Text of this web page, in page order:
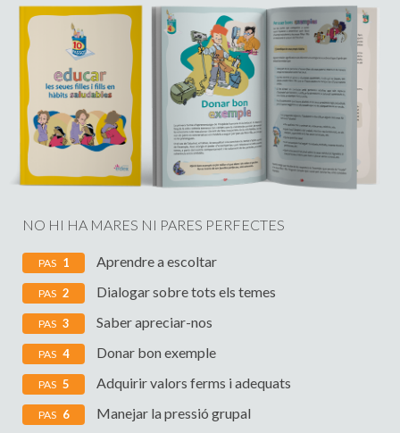
NO HI HA MARES NI PARES PERFECTES
PAS 1 Aprendre a escoltar
PAS 2 Dialogar sobre tots els temes
PAS 3 Saber apreciar-nos
PAS 4 Donar bon exemple
PAS 5 Adquirir valors ferms i adequats
PAS 6 Manejar la pressió grupal